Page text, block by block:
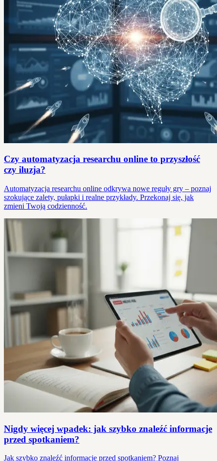
Czy automatyzacja researchu online to przyszłość
czy iluzja?
Automatyzacja researchu online odkrywa nowe reguły gry – poznaj
szokujące zalety, pułapki i realne przykłady. Przekonaj się, jak
zmieni Twoją codzienność.
Nigdy więcej wpadek: jak szybko znaleźć informacje
przed spotkaniem?
Jak szybko znaleźć informacje przed spotkaniem? Poznaj